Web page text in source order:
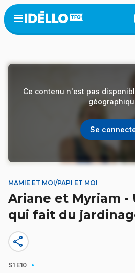
Aller
au
contenu
Open
menu
Ce contenu n'est pas
Se
MAMIE ET MOI/PAPI ET MOI
Ariane et Myriam -
qui fait du
share
S1 E10 ·